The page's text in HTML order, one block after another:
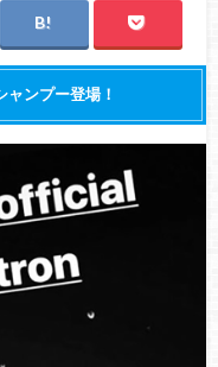
ンプー登場！